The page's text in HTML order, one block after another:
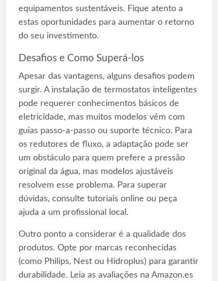
equipamentos sustentáveis. Fique atento a
estas oportunidades para aumentar o retorno
do seu investimento.
Desafios e Como Superá-los
Apesar das vantagens, alguns desafios podem
surgir. A instalação de termostatos inteligentes
pode requerer conhecimentos básicos de
eletricidade, mas muitos modelos vêm com
guias passo-a-passo ou suporte técnico. Para
os redutores de fluxo, a adaptação pode ser
um obstáculo para quem prefere a pressão
original da água, mas modelos ajustáveis
resolvem esse problema. Para superar
dúvidas, consulte tutoriais online ou peça
ajuda a um profissional local.
Outro ponto a considerar é a qualidade dos
produtos. Opte por marcas reconhecidas
(como Philips, Nest ou Hidroplus) para garantir
durabilidade. Leia as avaliações na Amazon.es